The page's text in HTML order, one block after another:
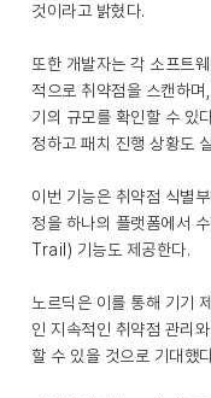
것이라고 밝혔다.
또한 개발자는 각 소프트
적으로 취약점을 스캔하며
기의 규모를 확인할 수 있
정하고 패치 진행 상황도
이번 기능은 취약점 식별
정을 하나의 플랫폼에서
Trail) 기능도 제공한다.
노르딕은 이를 통해 기기
인 지속적인 취약점 관리
할 수 있을 것으로 기대했